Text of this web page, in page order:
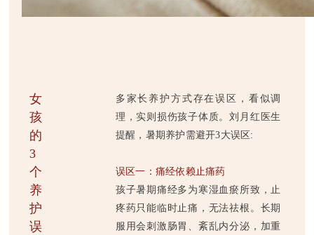
女
孩
的
3
个
养
护
误
多家长养护方式存在误区，看似调
理，实则损伤孩子体质。刘月红医生
提醒，暑期养护需避开3大误区:
误区一：痛经依赖止痛药
孩子暑期痛经多为寒湿血瘀所致，止
疼药只能临时止痛，无法祛根。长期
服用会刺激肠胃、紊乱内分泌，加重